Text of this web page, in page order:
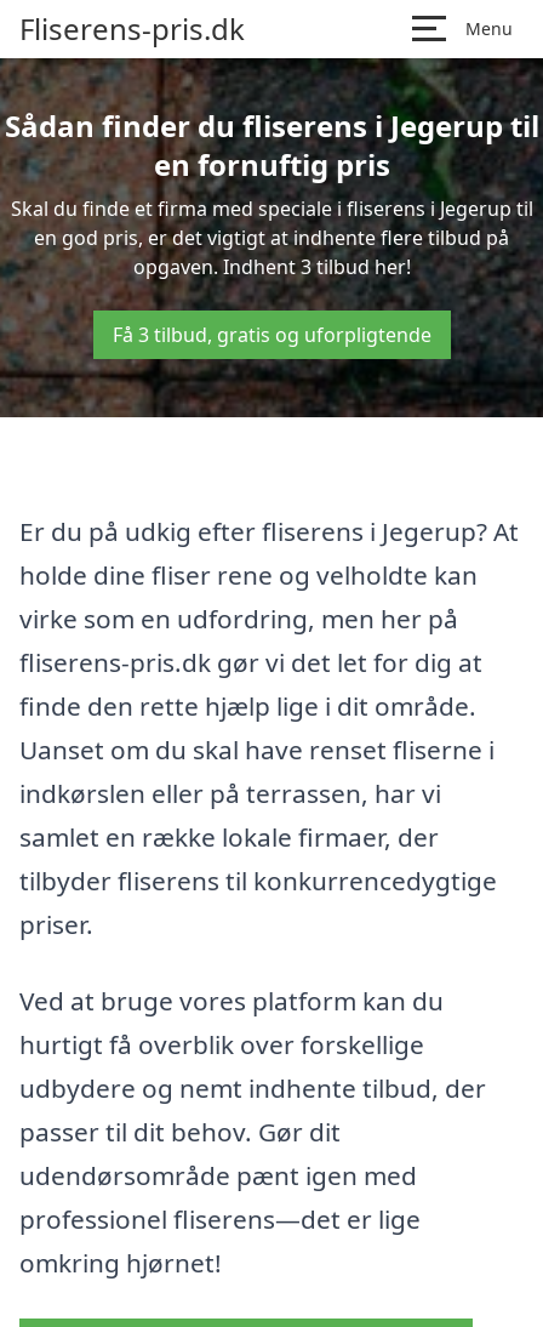
Fliserens-pris.dk Menu
Sådan finder du fliserens i Jegerup til
en fornuftig pris
Skal du finde et firma med speciale i fliserens i Jegerup til
en god pris, er det vigtigt at indhente flere tilbud på
opgaven. Indhent 3 tilbud her!
Få 3 tilbud, gratis og uforpligtende
Er du på udkig efter fliserens i Jegerup? At
holde dine fliser rene og velholdte kan
virke som en udfordring, men her på
fliserens-pris.dk gør vi det let for dig at
finde den rette hjælp lige i dit område.
Uanset om du skal have renset fliserne i
indkørslen eller på terrassen, har vi
samlet en række lokale firmaer, der
tilbyder fliserens til konkurrencedygtige
priser.
Ved at bruge vores platform kan du
hurtigt få overblik over forskellige
udbydere og nemt indhente tilbud, der
passer til dit behov. Gør dit
udendørsområde pænt igen med
professionel fliserens—det er lige
omkring hjørnet!